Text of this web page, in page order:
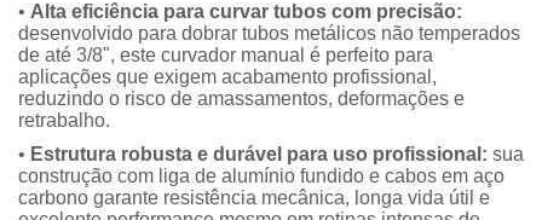
• Alta eficiência para curvar tubos com precisão:
desenvolvido para dobrar tubos metálicos não temperados
de até 3/8", este curvador manual é perfeito para
aplicações que exigem acabamento profissional,
reduzindo o risco de amassamentos, deformações e
retrabalho.
• Estrutura robusta e durável para uso profissional: sua
construção com liga de alumínio fundido e cabos em aço
carbono garante resistência mecânica, longa vida útil e